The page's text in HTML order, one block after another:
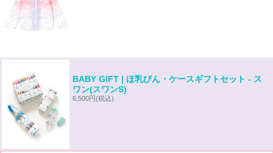
BABY GIFT | ほ乳びん・ケースギフトセット - ス
ワン(スワンS)
6,500円(税込)